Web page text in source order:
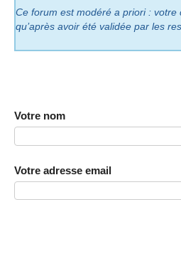
Ce forum est modéré a priori : votre
qu’après avoir été validée par les
Votre nom
Votre adresse email